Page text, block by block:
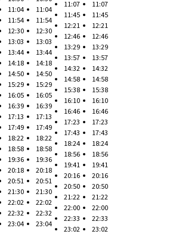
11:04
11:54
12:30
13:03
13:44
14:18
14:50
15:29
16:05
16:39
17:13
17:49
18:22
18:58
19:36
20:18
20:51
21:30
22:02
22:32
23:04
11:04
11:54
12:30
13:03
13:44
14:18
14:50
15:29
16:05
16:39
17:13
17:49
18:22
18:58
19:36
20:18
20:51
21:30
22:02
22:32
23:04
11:07
11:45
12:21
12:46
13:29
13:57
14:32
14:58
15:38
16:10
16:46
17:23
17:43
18:24
18:56
19:41
20:16
20:50
21:22
22:00
22:33
23:02
11:07
11:45
12:21
12:46
13:29
13:57
14:32
14:58
15:38
16:10
16:46
17:23
17:43
18:24
18:56
19:41
20:16
20:50
21:22
22:00
22:33
23:02